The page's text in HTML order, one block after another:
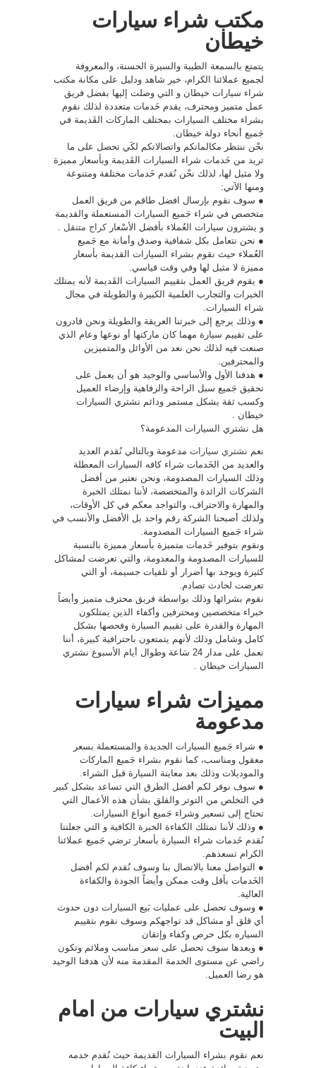
مكتب شراء سيارات
خيطان
يتمتع بالسمعة الطيبة والسيرة الحسنة، والمعروفة
لجميع عملائنا الكرام، خير شاهد ودليل على مكانة مكتب
شراء سيارات خيطان و التي وصلت إليها بفضل فريق
عمل متميز ومحترف، يقدم خَدمات متعددة لذلك نقوم
بشراء مختلف السيارات بمختلف الماركات القَديمة في
جَميع أنحاء دولة خيطان.
نحْن ننتظر مكالماتكم واتصالاتكم لكَي تحصل على ما
تريد من خَدمات شراء السيارات القَديمة وبأسعار مميزة
ولا مثيل لها، لذلك نحْن نُقدم خَدمات مختلفة ومتنوعة
ومنها الآتي:
● سوف نقوم بإرسال افضل طاقم من فريق العمل
متخصص في شراء جَميع السيارات المستعملة والقديمة
و يشترون سيارات العُملاء بأفضل الأسْعاركراج متنقل
● نحن نتعامل بكل شفافية وصدق وأمانة مع جَميع
العُملاء حيث نقوم بشراء السيارات القديمة بأسعار
مميزة لا مثيل لها وفي وقت قياسي.
● يقوم فريق العمل بتقييم السيارات القَديمة لأنه يمتلك
الخبرات والتجارب العلمية الكبيرة والطويلة في مجال
شراء السيارات.
● وذلك يرجع إلى خبرتنا العريقة والطويلة ونحن قادرون
على تقييم سيارة مهما كان ماركتها أو نوعها وعام الذي
صنعت فيه لذلك نحن نعد من الأوائل والمتميزين
والمحترفين.
● هدفنا الأول والأساسي والوحيد هو أن يعمل على
تحقيق جَميع سبل الراحة والرفاهية وإرضاء العميل
وكسب ثقة بشكل مستمر ودائم نشتري السيارات
خيطان .
هل نشتري السيارات المدعومة؟
نعم نشتري سيارات مدعومة وبالتالي نُقدم العديد
والعديد من الخَدمات شراء كافه السيارات المعطلة
وذلك السيارات المصدومة، ونحن نعتبر من أفضل
الشركات الرائدة والمتخصصة، لأننا نمتلك الخبرة
والمهارة والاحتراف، والتواجد معكم في كل الأوقات،
ولذلك أصبحنا الشركة رقم واحد بل الأفضل والأنسب في
شراء جَميع السيارات المصدومة.
ونقوم بتوفير خَدمات متميزة بأسعار مميزة بالنسبة
للسيارات المصدومة والمعدومة، والتي تعرضت لمشاكل
كثيرة ويوجد بها أضرار أو تلفيات جسيمة، أو التي
تعرضت لحادث تصادم.
نقوم بشرائها وذلك بواسطة فريق محترف متميز وأيضاً
خبراء متخصصين ومحترفين وأكفاء الذين يمتلكون
المهارة والقدرة على تقييم السيارة وفحصها بشكل
كامل وشامل وذلك لأنهم يتمتعون باحترافية كبيرة، أننا
نعمل على مدار 24 سَاعة وطوال أيام الأسبوع نشتري
السيارات خيطان .
مميزات شراء سيارات
مدعومة
● شراء جَميع السيارات الجديدة والمستعملة بسعر
معقول ومناسب، كما نقوم بشراء جَميع الماركات
والموديلات وذلك بعد معاينة السيارة قبل الشراء.
● سوف نوفر لكم أفضل الطرق التي تساعد بشكل كبير
في التخلص من التوتر والقلق بشأن هذه الأعمال التي
تحتاج إلى تسعير وشراء جَميع أنواع السيارات.
● وذلك لأننا نمتلك الكفاءة الخبرة الكافية و التي جعلتنا
نُقدم خَدمات شراء السيارة بأسعار ترضي جَميع عملائنا
الكرام تسعدهم.
● التواصل معنا بالاتصال بنا وسوف نُقدم لكم أفضل
الخَدمات بأقل وقت ممكن وأيضاً الجودة والكفاءة
العالية.
● وسوف تحصل على عمليات بَيع السيارات دون حدوث
أي قلق أو مشاكل قد تواجهكم وسوف نقوم بتقييم
السياره بكل حرص وكفاء وإتقان
● وبعدها سوف تحصل على سعر مناسب وملائم وتكون
راضي عن مستوى الخدمة المقدمة منه لأن هدفنا الوحيد
هو رضا العميل.
نشتري سيارات من امام
البيت
نعم نقوم بشراء السيارات القديمة حيث نُقدم خدمه